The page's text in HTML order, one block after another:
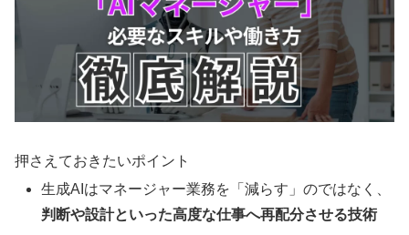
押さえておきたいポイント
生成AIはマネージャー業務を「減らす」のではなく、
判断や設計といった高度な仕事へ再配分させる技術